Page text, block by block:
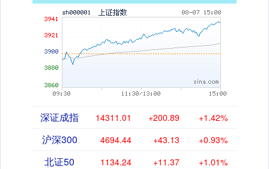
深证成指 14311.01 +200.89 +1.42%
沪深300 4694.44 +43.13 +0.93%
北证50 1134.24 +11.37 +1.01%